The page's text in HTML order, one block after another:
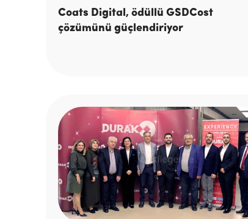
Coats Digital, ödüllü GSDCost
çözümünü güçlendiriyor